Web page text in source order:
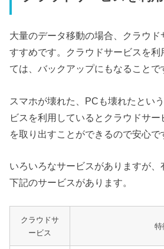
大量のデータ移動の場合、クラウド
すすめです。クラウドサービスを利
ては、バックアップにもなることで
スマホが壊れた、PCも壊れたとい
ビスを利用しているとクラウドサー
を取り出すことができるので安心で
いろいろなサービスがありますが、
下記のサービスがあります。
クラウドサ
ービス
特